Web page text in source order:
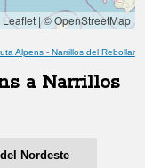
Leaflet|© OpenStreetMap
Alpens- Narrillos del Rebollar
a Narrillos
Nordeste